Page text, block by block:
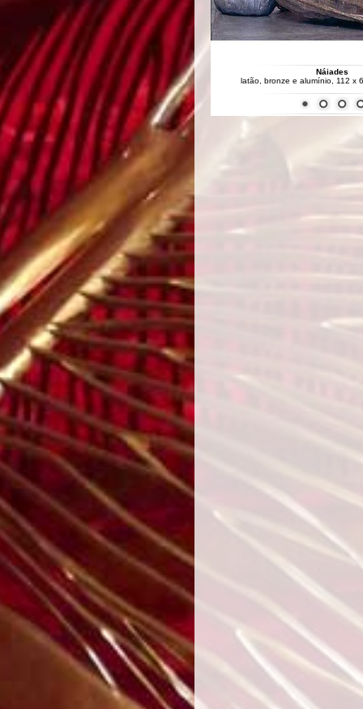
Náiades
latão, bronze e alumínio, 112 x